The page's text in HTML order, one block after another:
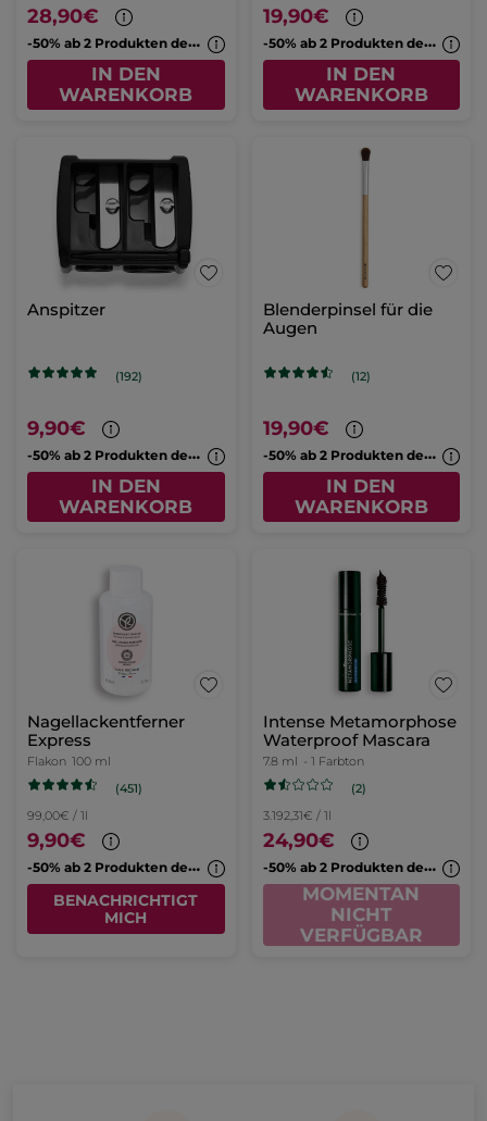
28,90€
-
50% ab 2 Produkten deiner Wahl
IN DEN
WARENKORB
19,90€
-
50% ab 2 Produkten deiner Wahl
IN DEN
WARENKORB
Anspitzer
(192)
9,90€
-
50% ab 2 Produkten deiner Wahl
IN DEN
WARENKORB
Blenderpinsel für die
Augen
(12)
19,90€
-
50% ab 2 Produkten deiner Wahl
IN DEN
WARENKORB
Nagellackentferner
Express
Flakon 100 ml
(451)
99,00€ / 1l
9,90€
-
50% ab 2 Produkten deiner Wahl
BENACHRICHTIGT
MICH
Intense Metamorphose
Waterproof Mascara
7.8 ml - 1 Farbton
(2)
3.192,31€ / 1l
24,90€
-
50% ab 2 Produkten deiner Wahl
MOMENTAN
NICHT
VERFÜGBAR